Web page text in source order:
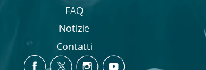
FAQ
Notizie
Contatti